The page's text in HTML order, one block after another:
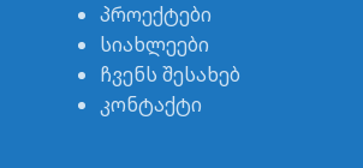
პროექტები
სიახლეები
ჩვენს შესახებ
კონტაქტი